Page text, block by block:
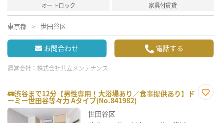
オートロック
家具付賃貸
東京都 世田谷区
お問合わせ 電話する
運営会社： 株式会社共立メンテナンス
🚃渋谷まで12分【男性専用！大浴場あり／食事提供あり】ド
ーミー世田谷等々力 Aタイプ(No.841982)
世田谷区